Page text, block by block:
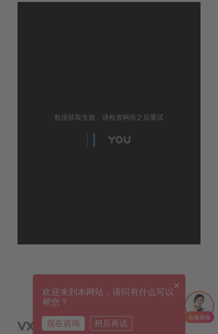
VX4000：世界上最大的砂型
×
欢迎来到本网站，请问有什么可以
帮您？
现在咨询 稍后再说